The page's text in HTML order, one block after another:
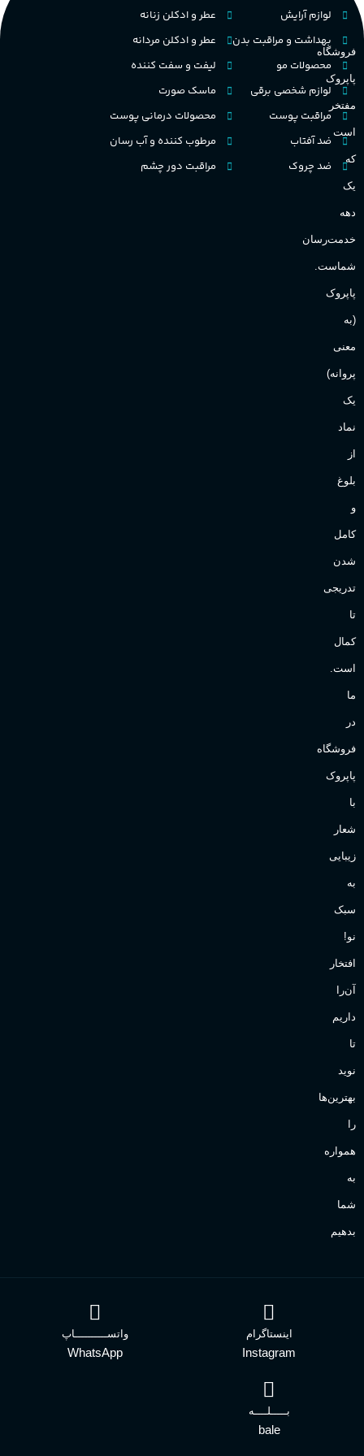
طبع تلخ
غلظت
اکسترکت دو پرفیوم
گروه بویایی میوه ای
مناسب برای
آقایان
فروشگاه
پاپروک
مفتخر
است
که
یک
دهه
خدمت‌رسان
شماست.
پاپروک
(به
معنی
پروانه)
یک
نماد
از
بلوغ
و
کامل
شدن
تدریجی
تا
کمال
است.
ما
در
فروشگاه
پاپروک
با
شعار
زیبایی
به
سبک
نو!
افتخار
آن‌را
داریم
تا
نوید
بهترین‌ها
را
همواره
به
شما
بدهیم
لوازم آرایش
بهداشت و مراقبت بدن
محصولات مو
لوازم شخصی برقی
مراقبت پوست
ضد آفتاب
ضد چروک
عطر و ادکلن زنانه
عطر و ادکلن مردانه
لیفت و سفت کننده
ماسک صورت
محصولات درمانی پوست
مرطوب کننده و آب رسان
مراقبت دور چشم
اینستاگرام
Instagram
واتســــــــــاپ
WhatsApp
بـــــلــــه
bale